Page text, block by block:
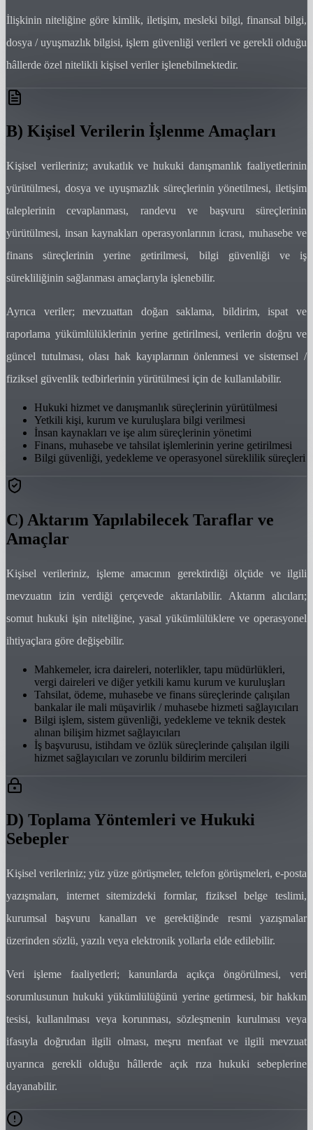
İlişkinin niteliğine göre kimlik, iletişim, mesleki bilgi, finansal bilgi,
dosya / uyuşmazlık bilgisi, işlem güvenliği verileri ve gerekli olduğu
hâllerde özel nitelikli kişisel veriler işlenebilmektedir.
B) Kişisel Verilerin İşlenme Amaçları
Kişisel verileriniz; avukatlık ve hukuki danışmanlık faaliyetlerinin
yürütülmesi, dosya ve uyuşmazlık süreçlerinin yönetilmesi, iletişim
taleplerinin cevaplanması, randevu ve başvuru süreçlerinin
yürütülmesi, insan kaynakları operasyonlarının icrası, muhasebe ve
finans süreçlerinin yerine getirilmesi, bilgi güvenliği ve iş
sürekliliğinin sağlanması amaçlarıyla işlenebilir.
Ayrıca veriler; mevzuattan doğan saklama, bildirim, ispat ve
raporlama yükümlülüklerinin yerine getirilmesi, verilerin doğru ve
güncel tutulması, olası hak kayıplarının önlenmesi ve sistemsel /
fiziksel güvenlik tedbirlerinin yürütülmesi için de kullanılabilir.
Hukuki hizmet ve danışmanlık süreçlerinin yürütülmesi
Yetkili kişi, kurum ve kuruluşlara bilgi verilmesi
İnsan kaynakları ve işe alım süreçlerinin yönetimi
Finans, muhasebe ve tahsilat işlemlerinin yerine getirilmesi
Bilgi güvenliği, yedekleme ve operasyonel süreklilik süreçleri
C) Aktarım Yapılabilecek Taraflar ve
Amaçlar
Kişisel verileriniz, işleme amacının gerektirdiği ölçüde ve ilgili
mevzuatın izin verdiği çerçevede aktarılabilir. Aktarım alıcıları;
somut hukuki işin niteliğine, yasal yükümlülüklere ve operasyonel
ihtiyaçlara göre değişebilir.
Mahkemeler, icra daireleri, noterlikler, tapu müdürlükleri,
vergi daireleri ve diğer yetkili kamu kurum ve kuruluşları
Tahsilat, ödeme, muhasebe ve finans süreçlerinde çalışılan
bankalar ile mali müşavirlik / muhasebe hizmeti sağlayıcıları
Bilgi işlem, sistem güvenliği, yedekleme ve teknik destek
alınan bilişim hizmet sağlayıcıları
İş başvurusu, istihdam ve özlük süreçlerinde çalışılan ilgili
hizmet sağlayıcıları ve zorunlu bildirim mercileri
D) Toplama Yöntemleri ve Hukuki
Sebepler
Kişisel verileriniz; yüz yüze görüşmeler, telefon görüşmeleri, e-posta
yazışmaları, internet sitemizdeki formlar, fiziksel belge teslimi,
kurumsal başvuru kanalları ve gerektiğinde resmi yazışmalar
üzerinden sözlü, yazılı veya elektronik yollarla elde edilebilir.
Veri işleme faaliyetleri; kanunlarda açıkça öngörülmesi, veri
sorumlusunun hukuki yükümlülüğünü yerine getirmesi, bir hakkın
tesisi, kullanılması veya korunması, sözleşmenin kurulması veya
ifasıyla doğrudan ilgili olması, meşru menfaat ve ilgili mevzuat
uyarınca gerekli olduğu hâllerde açık rıza hukuki sebeplerine
dayanabilir.